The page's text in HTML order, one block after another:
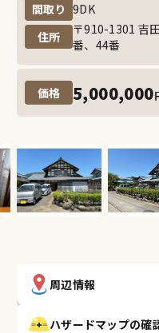
よくある質問
各市町の支援制度
買いたい(借りたい)
エリアで検索
地図で検索
契約までの流れ
空き家希望者バンク
売りたい(貸したい)
間取り 9DK
住所
〒910-1301 吉
番、44番
価格 5,000,000
周辺情報
ハザードマップの確